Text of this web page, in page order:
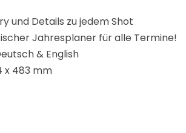
und Details zu jedem Shot
Jahresplaner für alle Termine!
& English
x 483 mm